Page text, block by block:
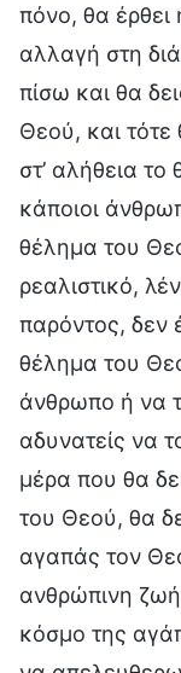
πόνο, θα έρθει
αλλαγή στη
πίσω και θα
Θεού, και τότε
στ’ αλήθεια
κάποιοι
θέλημα του
ρεαλιστικό,
παρόντος, δεν
θέλημα του
άνθρωπο ή να
αδυνατείς να
μέρα που θα
του Θεού, θα
αγαπάς τον
ανθρώπινη
κόσμο της